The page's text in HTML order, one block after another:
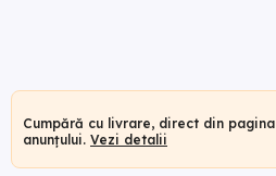
Cumpără cu livrare, direct din pagina
anunțului. Vezi detalii